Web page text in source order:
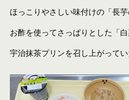
ほっこりやさしい味付けの「長芋
お酢を使ってさっぱりとした「白
宇治抹茶プリンを召し上がってい